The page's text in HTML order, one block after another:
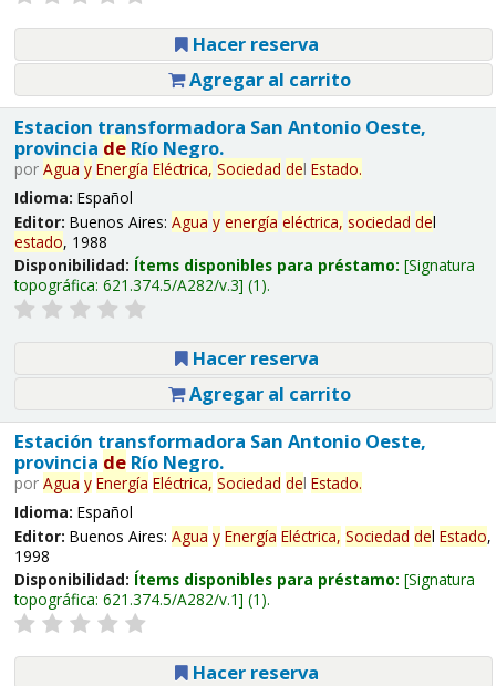
Hacer reserva
Agregar al carrito
Estacion transformadora San Antonio Oeste,
provincia deRío Negro.
por Agua y Energía Eléctrica, Sociedad del Estado.
Idioma: Español
Editor: Buenos Aires: Agua y energía eléctrica, sociedad del
estado, 1988
Disponibilidad: Ítems disponibles para préstamo: Signatura
topográfica: 621.374.5/A282/v.3 (1).
Hacer reserva
Agregar al carrito
Estación transformadora San Antonio Oeste,
provincia deRío Negro.
por Agua y Energía Eléctrica, Sociedad del Estado.
Idioma: Español
Editor: Buenos Aires: Agua y Energía Eléctrica, Sociedad del Estado,
1998
Disponibilidad: Ítems disponibles para préstamo: Signatura
topográfica: 621.374.5/A282/v.1 (1).
Hacer reserva